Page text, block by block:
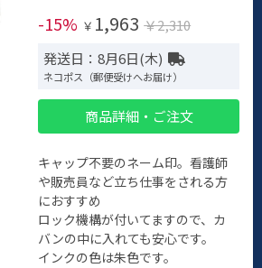
-15% ￥ 1,963 ￥2,310
発送日：8月6日(木)
ネコポス（郵便受けへお届け）
商品詳細・ご注文
キャップ不要のネーム印。看護師
や販売員など立ち仕事をされる方
におすすめ
ロック機構が付いてますので、カ
バンの中に入れても安心です。
インクの色は朱色です。